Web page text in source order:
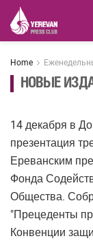
Home
НОВЫЕ
14 декабря в
презентация
Ереванским
Фонда
Общества.
"Прецеденты
Конвенции